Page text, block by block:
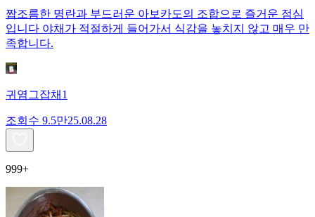
짭조름한 명란과 부드러운 아보카도의 조합으로 즐거운 점심
입니다 야채가 적절하게 들어가서 식감을 놓치지 않고 매우 만
족합니다.
귀염그잡채1
조회수 9.5만25.08.28
999+